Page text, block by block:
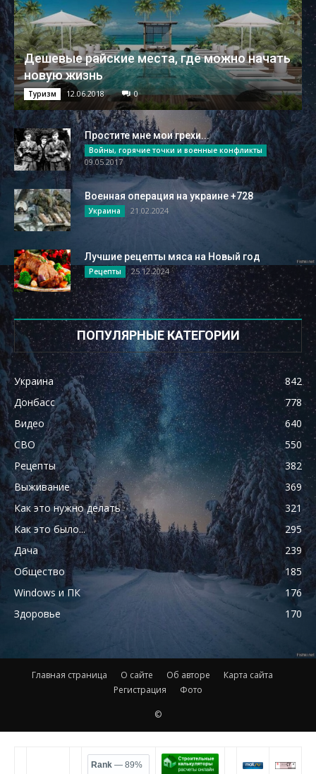
Дешевые райские места, где можно начать
новую жизнь
Туризм 12.06.2018 0
Простите мне мои грехи...
Войны, горячие точки и военные конфликты
09.05.2017
Военная операция на украине +728
Украина 21.02.2024
Лучшие рецепты мяса на Новый год
Рецепты 25.12.2024
ПОПУЛЯРНЫЕ КАТЕГОРИИ
Украина
842
Донбасс
778
Видео
640
СВО
550
Рецепты
382
Выживание
369
Как это нужно делать
321
Как это было...
295
Дача
239
Общество
185
Windows и ПК
176
Здоровье
170
Главная страница О сайте Об авторе
Карта сайта
Регистрация
Фото
©
Rank — 89%